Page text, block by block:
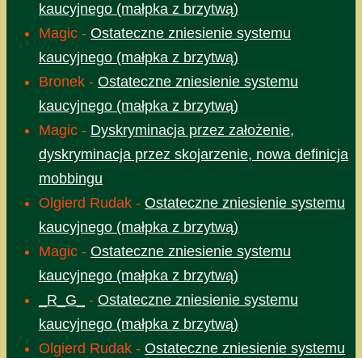
kaucyjnego (małpka z brzytwą)
Magic - Ostateczne zniesienie systemu
kaucyjnego (małpka z brzytwą)
Bronek - Ostateczne zniesienie systemu
kaucyjnego (małpka z brzytwą)
Magic - Dyskryminacja przez założenie,
dyskryminacja przez skojarzenie, nowa definicja
mobbingu
Olgierd Rudak - Ostateczne zniesienie systemu
kaucyjnego (małpka z brzytwą)
Magic - Ostateczne zniesienie systemu
kaucyjnego (małpka z brzytwą)
_R_G_
- Ostateczne zniesienie systemu
kaucyjnego (małpka z brzytwą)
Olgierd Rudak - Ostateczne zniesienie systemu